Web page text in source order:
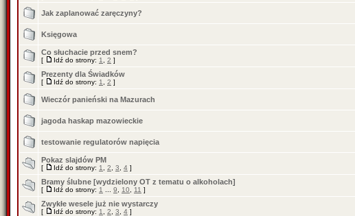
Jak zaplanować zaręczyny?
Księgowa
Co słuchacie przed snem?
[ Idź do strony: 1 2 ]
Prezenty dla Świadków
[ Idź do strony: 1 2 ]
Wieczór panieński na Mazurach
jagoda haskap mazowieckie
testowanie regulatorów napięcia
Pokaz slajdów PM
[ Idź do strony: 1 2 3 4 ]
Bramy ślubne [wydzielony OT z tematu o alkoholach]
[ Idź do strony: 1 9 10 11 ]
Zwykłe wesele już nie wystarczy
[ Idź do strony: 1 2 3 4 ]